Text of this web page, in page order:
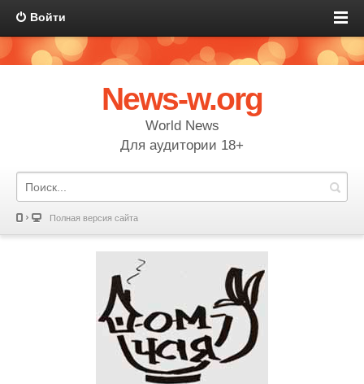
Войти
News-w.org
World News
Для аудитории 18+
Полная версия сайта